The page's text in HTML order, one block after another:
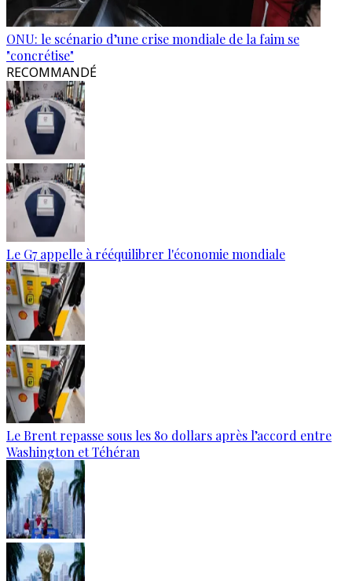
ONU: le scénario d’une crise mondiale de la faim se
"concrétise"
RECOMMANDÉ
Le G7 appelle à rééquilibrer l'économie mondiale
Le Brent repasse sous les 80 dollars après l’accord entre
Washington et Téhéran